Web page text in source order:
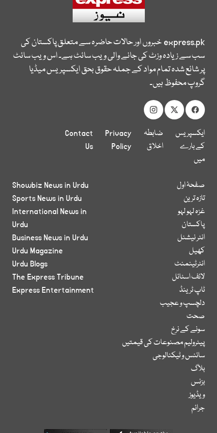
express.pkخبروں اور حالات حاضرہ سے متعلق پاکستان کی
سب سے زیادہ وزٹ کی جانے والی ویب سائٹ ہے۔ اس ویب سائٹ
پر شائع شدہ تمام مواد کے جملہ حقوق بحق ایکسپریس میڈیا
گروپ محفوظ ہیں۔
ایکسپریس
کے بارے
میں
ضابطہ
اخلاق
Privacy
Policy
Contact
Us
صفحۂ اول
تازہ ترین
غزہ لہو لہو
پاکستان
انٹر نیشنل
کھیل
انٹرٹینمنٹ
لائف اسٹائل
ٹاپ ٹرینڈ
دلچسپ و عجیب
صحت
سونے کے نرخ
پیٹرولیم مصنوعات کی قیمتیں
سائنس و ٹیکنالوجی
بلاگ
بزنس
ویڈیوز
جرائم
Showbiz News in Urdu
Sports News in Urdu
International News in
Urdu
Business News in Urdu
Urdu Magazine
Urdu Blogs
The Express Tribune
Express Entertainment